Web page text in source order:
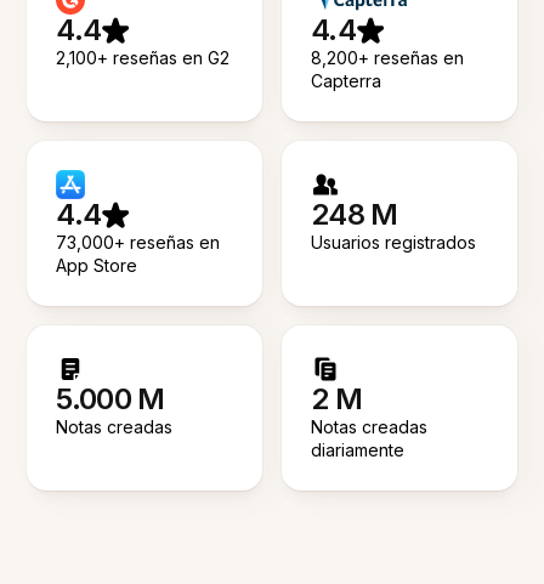
4.4
2,100+ reseñas en G2
4.4
8,200+ reseñas en
Capterra
4.4
73,000+ reseñas en
App Store
248 M
Usuarios registrados
5.000 M
Notas creadas
2 M
Notas creadas
diariamente